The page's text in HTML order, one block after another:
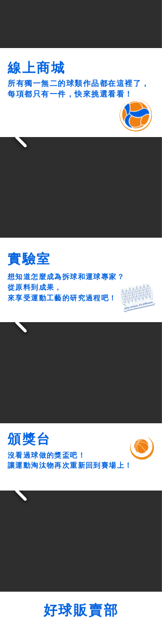
所有獨一無二的球類作品都在這裡了，
每項都只有一件，快來挑選看看！
線上商城
實驗室
想知道怎麼成為拆球和運球專家？
從原料到成果，
來享受運動工藝的研究過程吧！
頒獎台
沒看過球做的獎盃吧！
讓運動淘汰物再次重新回到賽場上！
好球販賣部